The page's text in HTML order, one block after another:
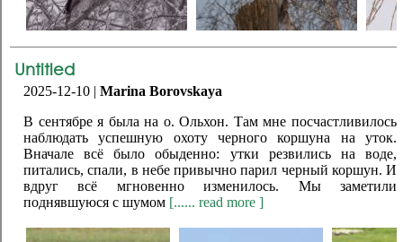
Untitled
2025-12-10 | Marina Borovskaya
В сентябре я была на о. Ольхон. Там мне посчастливилось
наблюдать успешную охоту черного коршуна на уток.
Вначале всё было обыденно: утки резвились на воде,
питались, спали, в небе привычно парил черный коршун. И
вдруг всё мгновенно изменилось. Мы заметили
поднявшуюся с шумом [...... read more ]